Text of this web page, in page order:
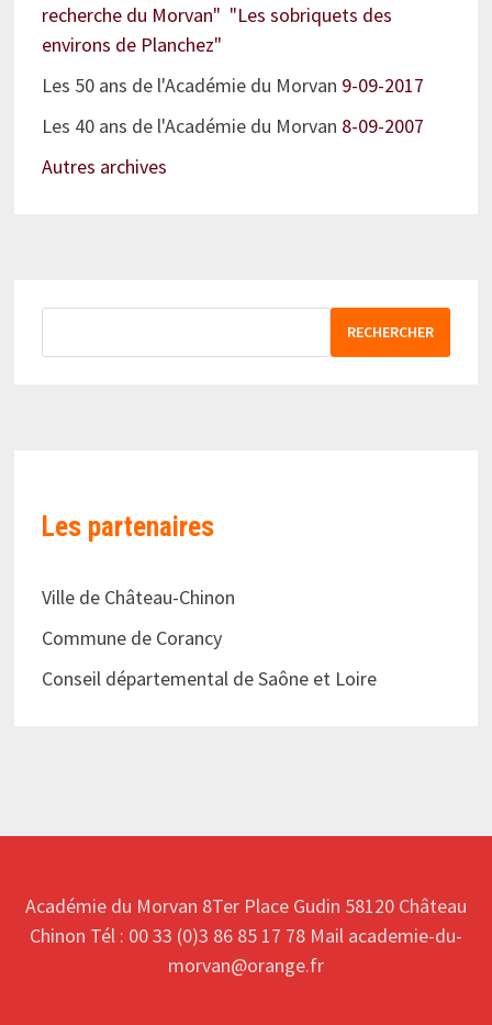
recherche du Morvan" "Les sobriquets des
environs de Planchez"
Les 50 ans de l'Académie du Morvan 9-09-2017
Les 40 ans de l'Académie du Morvan 8-09-2007
Autres archives
RECHERCHER
Les partenaires
Ville de Château-Chinon
Commune de Corancy
Conseil départemental de Saône et Loire
Académie du Morvan 8Ter Place Gudin 58120 Château
Chinon Tél : 00 33 (0)3 86 85 17 78 Mail academie-du-
morvan@orange.fr